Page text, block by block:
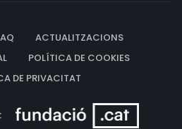
ACTUALITZACIONS
POLÍTICA DE COOKIES
DE PRIVACITAT